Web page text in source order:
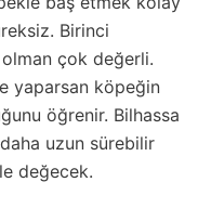
Birinci
çok değerli.
yaparsan köpeğin
öğrenir. Bilhassa
uzun sürebilir
değecek.